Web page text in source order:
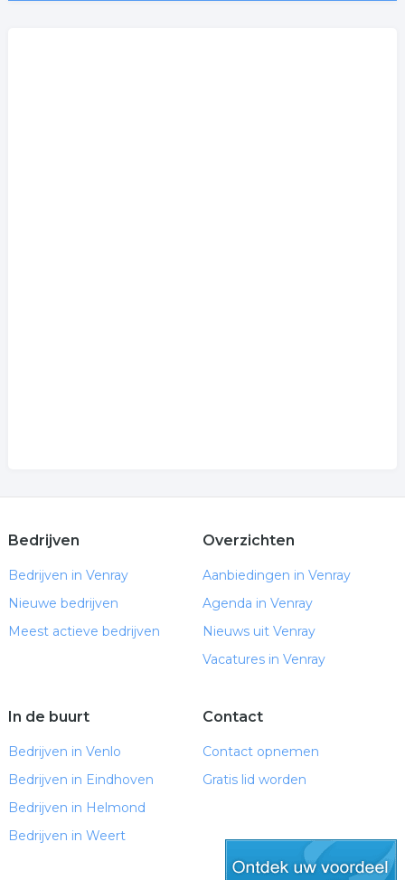
Bedrijven
Bedrijven in Venray
Nieuwe bedrijven
Meest actieve bedrijven
Overzichten
Aanbiedingen in Venray
Agenda in Venray
Nieuws uit Venray
Vacatures in Venray
In de buurt
Bedrijven in Venlo
Bedrijven in Eindhoven
Bedrijven in Helmond
Bedrijven in Weert
Contact
Contact opnemen
Gratis lid worden